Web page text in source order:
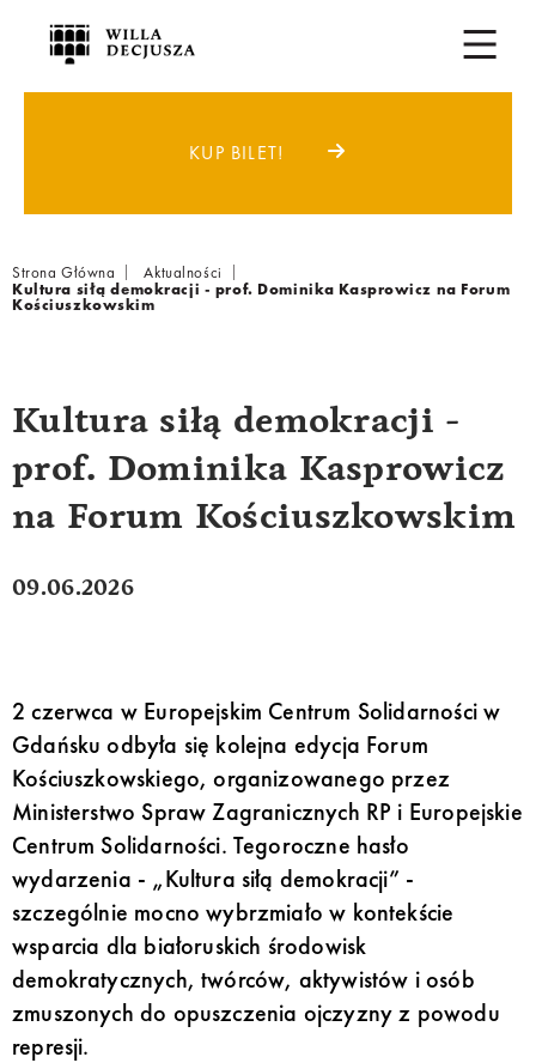
KUP BILET!
Breadcrumb
Strona Główna
Aktualności
Kultura siłą demokracji - prof. Dominika Kasprowicz na Forum
Kościuszkowskim
Kultura siłą demokracji -
prof. Dominika Kasprowicz
na Forum Kościuszkowskim
09.06.2026
2 czerwca w Europejskim Centrum Solidarności w
Gdańsku odbyła się kolejna edycja Forum
Kościuszkowskiego, organizowanego przez
Ministerstwo Spraw Zagranicznych RP i Europejskie
Centrum Solidarności. Tegoroczne hasło
wydarzenia - „Kultura siłą demokracji” -
szczególnie mocno wybrzmiało w kontekście
wsparcia dla białoruskich środowisk
demokratycznych, twórców, aktywistów i osób
zmuszonych do opuszczenia ojczyzny z powodu
represji.